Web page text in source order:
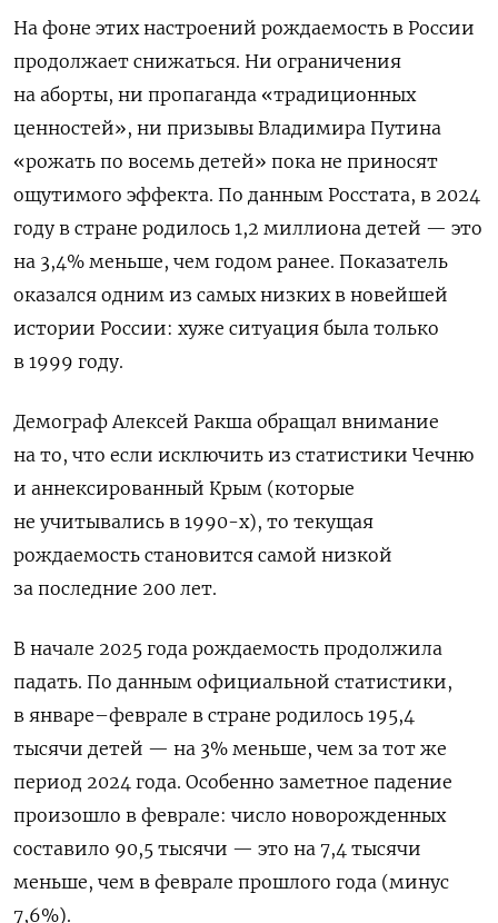
На фоне этих настроений рождаемость в России
продолжает снижаться. Ни ограничения
на аборты, ни пропаганда «традиционных
ценностей», ни призывы Владимира Путина
«рожать по восемь детей» пока не приносят
ощутимого эффекта. По данным Росстата, в 2024
году в стране родилось 1,2 миллиона детей — это
на 3,4% меньше, чем годом ранее. Показатель
оказался одним из самых низких в новейшей
истории России: хуже ситуация была только
в 1999 году.
Демограф Алексей Ракша обращал внимание
на то, что если исключить из статистики Чечню
и аннексированный Крым (которые
не учитывались в 1990-х), то текущая
рождаемость становится самой низкой
за последние 200 лет.
В начале 2025 года рождаемость продолжила
падать. По данным официальной статистики,
в январе–феврале в стране родилось 195,4
тысячи детей — на 3% меньше, чем за тот же
период 2024 года. Особенно заметное падение
произошло в феврале: число новорожденных
составило 90,5 тысячи — это на 7,4 тысячи
меньше, чем в феврале прошлого года (минус
7,6%).